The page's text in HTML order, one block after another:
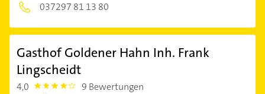
037297 81 13 80
Gasthof Goldener Hahn Inh. Frank
Lingscheidt
4,0 4.0 9 Bewertungen